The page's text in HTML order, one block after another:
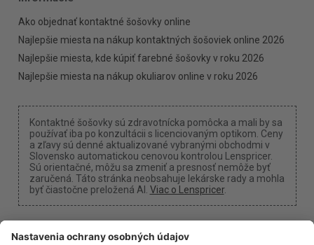
Ako objednať kontaktné šošovky online
Najlepšie miesta na nákup kontaktných šošoviek online 2026
Najlepšie miesta, kde kúpiť farebné šošovky v roku 2026
Najlepšie miesta na nákup okuliarov online v roku 2026
Kontaktné šošovky sú zdravotnícka pomôcka a mali by sa
používať iba po konzultácii s licenciovaným optikom. Ceny
a zľavy sú denné aktualizované vybranými obchodmi v
Slovensko automatickou cenovou kontrolou Lenspricer.
Sú orientačné, môžu sa zmeniť a presnosť nemôže byť
zaručená. Táto stránka neobsahuje lekárske rady a mohla
byť čiastočne preložená AI. Viac o Lenspricer.